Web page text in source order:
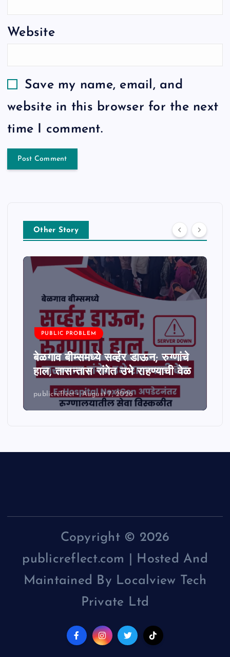
Website
Save my name, email, and
website in this browser for the next
time I comment.
Other Story
PUBLIC PROBLEM
बेळगाव बीम्समध्ये सर्व्हर डाऊन; रुग्णांचे
हाल, तासन्तास रांगेत उभे राहण्याची वेळ
publicreflect August 7, 2026
Copyright © 2026
publicreflect.com | Hosted And
Maintained By Localview Tech
Private Ltd